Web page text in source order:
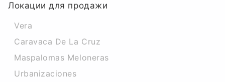
Локации для продажи
Vera
Caravaca De La Cruz
Maspalomas Meloneras
Urbanizaciones